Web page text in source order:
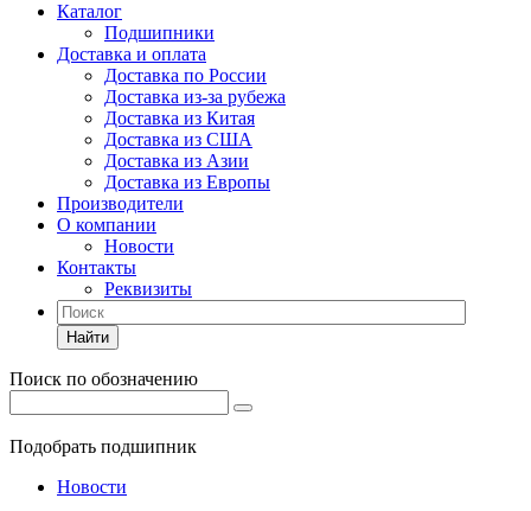
Каталог
Подшипники
Доставка и оплата
Доставка по России
Доставка из-за рубежа
Доставка из Китая
Доставка из США
Доставка из Азии
Доставка из Европы
Производители
О компании
Новости
Контакты
Реквизиты
Найти
Поиск по обозначению
Подобрать подшипник
Новости